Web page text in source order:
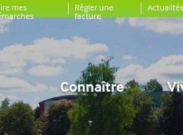
mes Régler une
facture
Actualités
Connaître